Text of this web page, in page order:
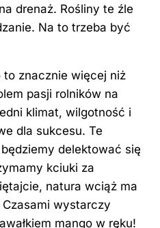
drenaż. Rośliny te źle
Na to trzeba być
to znacznie więcej niż
pasji rolników na
klimat, wilgotność i
dla sukcesu. Te
delektować się
kciuki za
natura wciąż ma
wystarczy
mango w ręku!